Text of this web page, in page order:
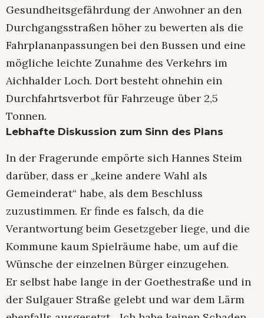
Gesundheitsgefährdung der Anwohner an den
Durchgangsstraßen höher zu bewerten als die
Fahrplananpassungen bei den Bussen und eine
mögliche leichte Zunahme des Verkehrs im
Aichhalder Loch. Dort besteht ohnehin ein
Durchfahrtsverbot für Fahrzeuge über 2,5
Tonnen.
Lebhafte Diskussion zum Sinn des Plans
In der Fragerunde empörte sich Hannes Steim
darüber, dass er „keine andere Wahl als
Gemeinderat“ habe, als dem Beschluss
zuzustimmen. Er finde es falsch, da die
Verantwortung beim Gesetzgeber liege, und die
Kommune kaum Spielräume habe, um auf die
Wünsche der einzelnen Bürger einzugehen.
Er selbst habe lange in der Goethestraße und in
der Sulgauer Straße gelebt und war dem Lärm